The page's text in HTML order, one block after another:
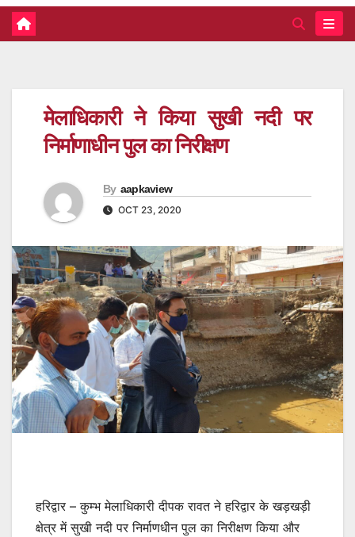
मेलाधिकारी ने किया सुखी नदी पर
निर्माणाधीन पुल का निरीक्षण
By aapkaview
OCT 23, 2020
हरिद्वार – कुम्भ मेलाधिकारी दीपक रावत ने हरिद्वार के खड़खड़ी
क्षेत्र में सुखी नदी पर निर्माणधीन पुल का निरीक्षण किया और